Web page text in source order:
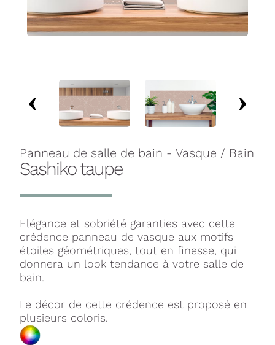
Panneau de salle de bain - Vasque / Bain
Sashiko taupe
Elégance et sobriété garanties avec cette
crédence panneau de vasque aux motifs
étoiles géométriques, tout en finesse, qui
donnera un look tendance à votre salle de
bain.
Le décor de cette crédence est proposé en
plusieurs coloris.